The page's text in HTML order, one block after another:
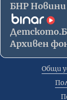
БНР Новини
Архивен
Общи